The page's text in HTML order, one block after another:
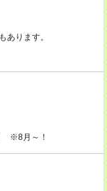
ります。
※8月～！